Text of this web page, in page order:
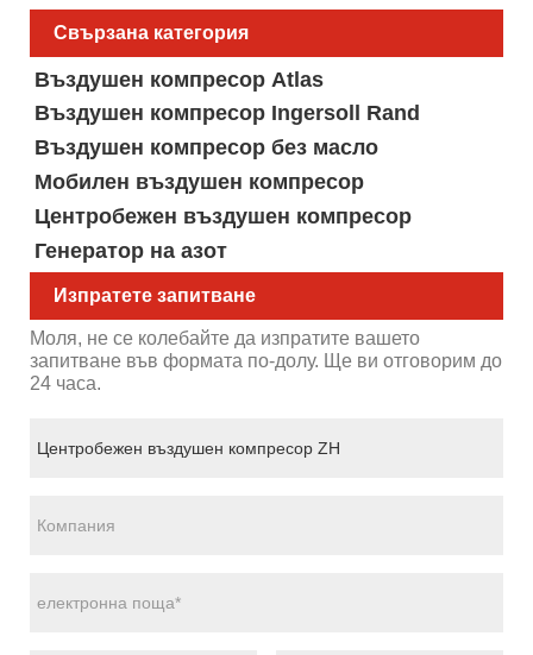
Свързана категория
Въздушен компресор Atlas
Въздушен компресор Ingersoll Rand
Въздушен компресор без масло
Мобилен въздушен компресор
Центробежен въздушен компресор
Генератор на азот
Изпратете запитване
Моля, не се колебайте да изпратите вашето
запитване във формата по-долу. Ще ви отговорим до
24 часа.